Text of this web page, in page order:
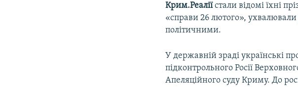
Крим.Реаліїстали відомі їхні
«справи 26 лютого»,
політичними.
У державній зраді українські
підконтрольного Росії
Апеляційного суду Криму. До